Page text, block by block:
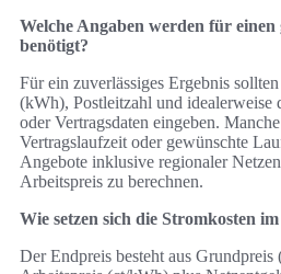
Welche Angaben werden für einen
benötigt?
Für ein zuverlässiges Ergebnis
(kWh), Postleitzahl und idealerweise
oder Vertragsdaten eingeben.
Vertragslaufzeit oder gewünschte
Angebote inklusive regionaler
Arbeitspreis zu berechnen.
Wie setzen sich die Stromkosten
Der Endpreis besteht aus Grundpreis